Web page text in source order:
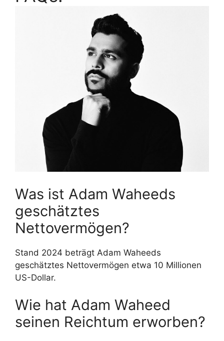
Was ist Adam Waheeds
geschätztes
Nettovermögen?
Stand 2024 beträgt Adam Waheeds
geschätztes Nettovermögen etwa 10 Millionen
US-Dollar.
Wie hat Adam Waheed
seinen Reichtum erworben?